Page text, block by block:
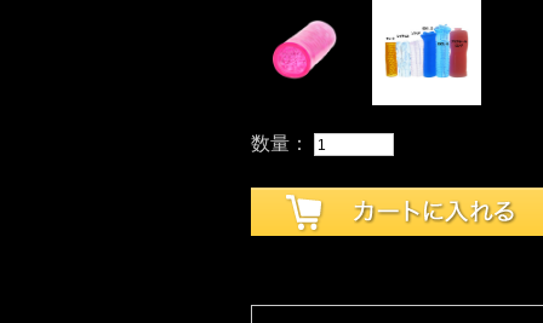
数量：